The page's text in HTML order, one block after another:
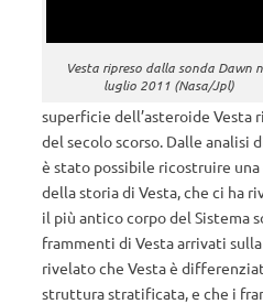
Vesta ripreso dalla sonda Dawn
luglio 2011 (Nasa/Jpl)
superficie dell’asteroide Vesta
del secolo scorso. Dalle analisi
è stato possibile ricostruire
della storia di Vesta, che ci ha
il più antico corpo del Sistema
frammenti di Vesta arrivati
rivelato che Vesta è
struttura stratificata, e che i